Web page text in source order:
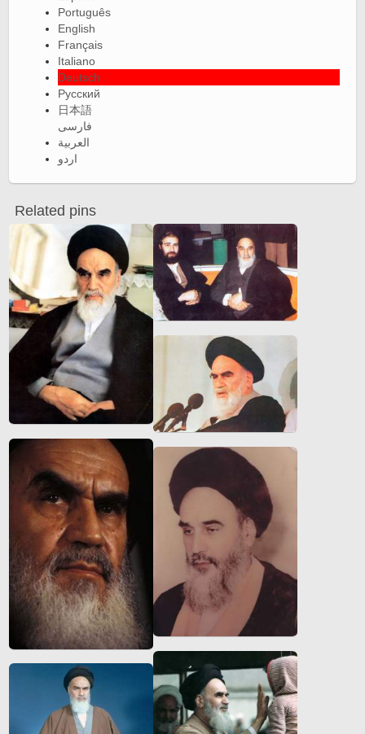
Português
English
Français
Italiano
Deutsch
Русский
日本語
فارسی
العربية
اردو
Related pins